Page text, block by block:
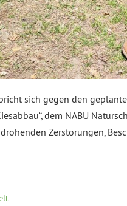
sich gegen den
dem NABU
Zerstörungen,